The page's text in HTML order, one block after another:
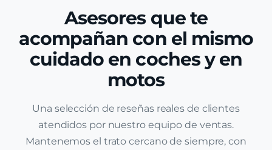
Asesores que te
acompañan con el mismo
cuidado en coches y en
motos
Una selección de reseñas reales de clientes
atendidos por nuestro equipo de ventas.
Mantenemos el trato cercano de siempre, con